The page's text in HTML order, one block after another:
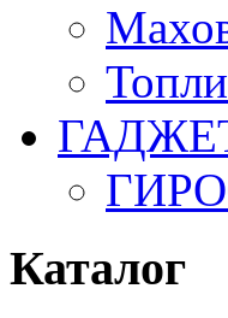
Каталог